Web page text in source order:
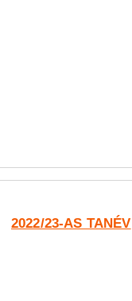
2022/23-AS TANÉV